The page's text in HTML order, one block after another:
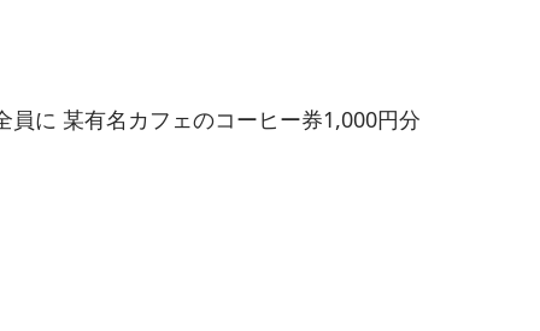
に 某有名カフェのコーヒー券1,000円分